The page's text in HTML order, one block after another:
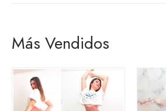
Más Vendidos